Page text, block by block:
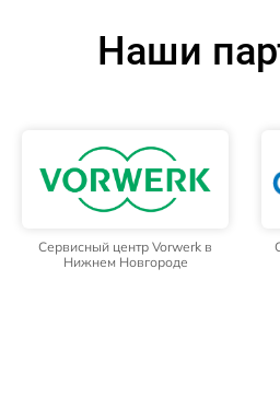
Наши
Сервисный центр Vorwerk в
Нижнем Новгороде